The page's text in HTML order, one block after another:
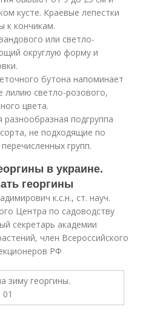
кусте. Краевые лепестки
к кончикам.
или светло-
округлую форму и
бутона напоминает
светло-розового,
цвета.
подгруппа
не подходящие по
групп.
в украине.
георгины
к.с.н., ст. науч.
Центра по садоводству
секретарь академии
член Всероссийского
РФ